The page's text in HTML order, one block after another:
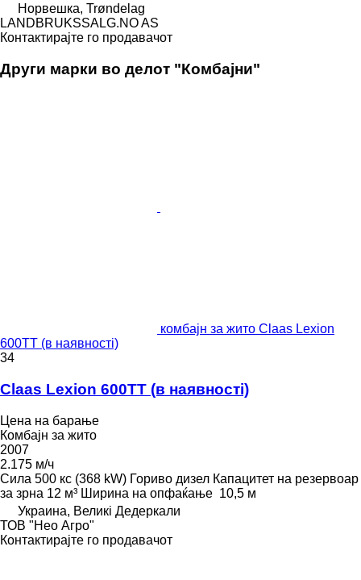
Норвешка, Trøndelag
LANDBRUKSSALG.NO AS
Контактирајте го продавачот
Други марки во делот "Комбајни"
комбајн за жито Claas Lexion
600TT (в наявності)
34
Claas Lexion 600TT (в наявності)
Цена на барање
Комбајн за жито
2007
2.175 м/ч
Сила 500 кс (368 kW) Гориво дизел Капацитет на резервоар
за зрна 12 м³ Ширина на опфаќање 10,5 м
Украина, Великі Дедеркали
ТОВ "Нео Агро"
Контактирајте го продавачот